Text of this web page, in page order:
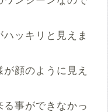
ッキリと見えま
顔のように見え
事ができなかっ